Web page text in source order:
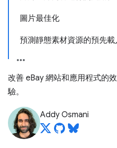
圖片最佳化
預測靜態素材資源的預先載
改善 eBay 網站和應用程式的
驗。
Addy Osmani